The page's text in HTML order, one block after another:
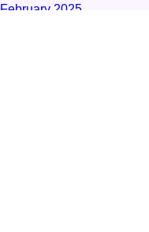
February 2025